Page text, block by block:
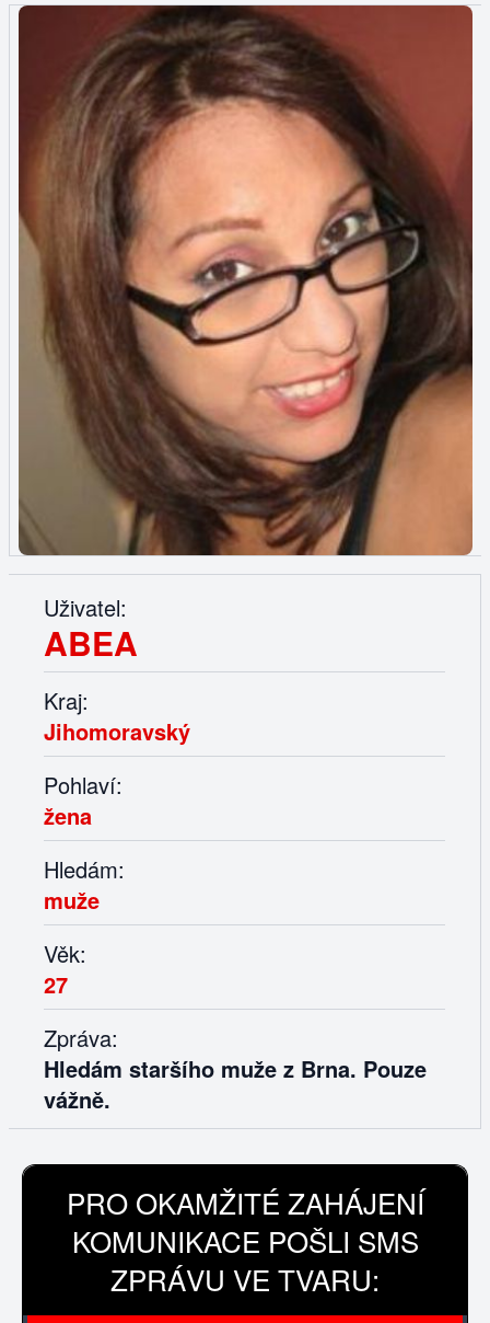
Uživatel:
ABEA
Kraj:
Jihomoravský
Pohlaví:
žena
Hledám:
muže
Věk:
27
Zpráva:
Hledám staršího muže z Brna. Pouze
vážně.
PRO OKAMŽITÉ ZAHÁJENÍ
KOMUNIKACE POŠLI SMS
ZPRÁVU VE TVARU: